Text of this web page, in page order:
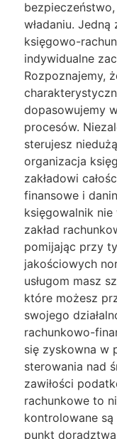
władaniu. Jedną
księgowo-
indywidualne
Rozpoznajemy,
dopasowujemy
procesów.
sterujesz
organizacja
zakładowi
finansowe i
księgowalnik nie
zakład
pomijając przy
jakościowych
usługom masz
które możesz
swojego
rachunkowo-
się zyskowna w
sterowania nad
zawiłości
rachunkowe to
kontrolowane
punkt